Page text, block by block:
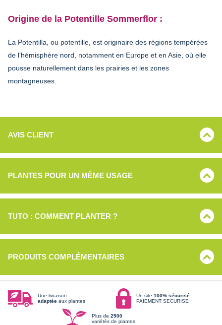
Origine de la Potentille Sommerflor :
La Potentilla, ou potentille, est originaire des régions tempérées
de l'hémisphère nord, notamment en Europe et en Asie, où elle
pousse naturellement dans les prairies et les zones
montagneuses.
AVIS CLIENT
PLANTES POUR UN MÊME USAGE
TUTO : COMMENT PLANTER ?
PRODUITS COMPLÉMENTAIRES
Une livraison
adaptée aux plantes
Un site 100% sécurisé
PAIEMENT SECURISE
Plus de 2500
variétés de plantes